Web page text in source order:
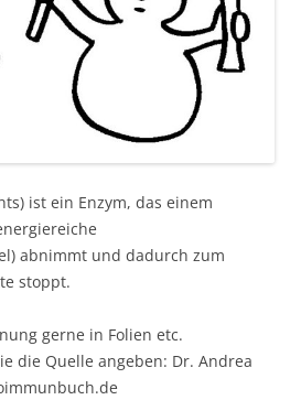
ist ein Enzym, das einem
abnimmt und dadurch zum
stoppt.
gerne in Folien etc.
die Quelle angeben: Dr. Andrea